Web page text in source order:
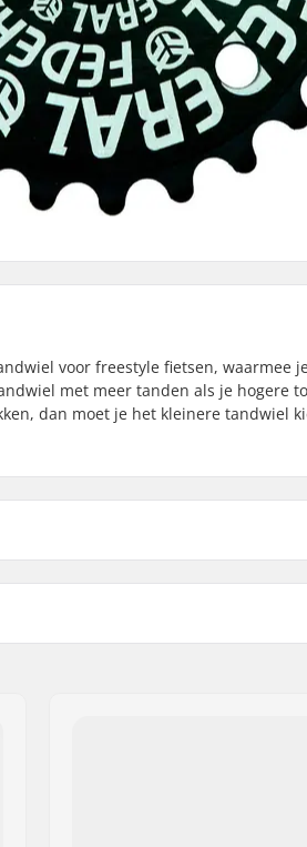
voor freestyle fietsen, waarmee
met meer tanden als je hogere
dan moet je het kleinere tandwiel
25T, 28T